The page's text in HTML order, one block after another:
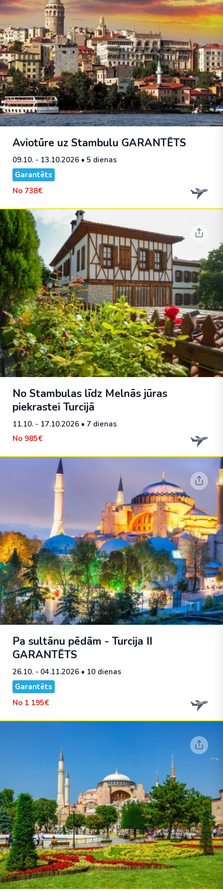
Aviotūre uz Stambulu GARANTĒTS
09.10. - 13.10.2026 • 5 dienas
Garantēts
No 738€
No Stambulas līdz Melnās jūras
piekrastei Turcijā
11.10. - 17.10.2026 • 7 dienas
No 985€
Pa sultānu pēdām - Turcija II
GARANTĒTS
26.10. - 04.11.2026 • 10 dienas
Garantēts
No 1 195€